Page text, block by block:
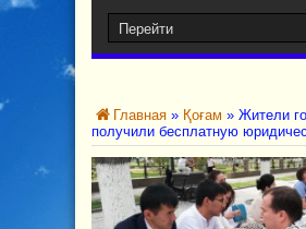
Главная » Қоғам » Жители
получили бесплатную